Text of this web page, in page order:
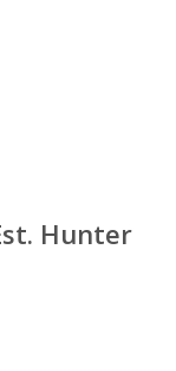
Hunter